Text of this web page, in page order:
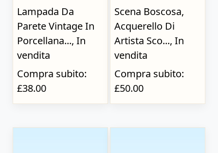
Lampada Da
Parete Vintage In
Porcellana..., In
vendita
Compra subito:
£38.00
Scena Boscosa,
Acquerello Di
Artista Sco..., In
vendita
Compra subito:
£50.00